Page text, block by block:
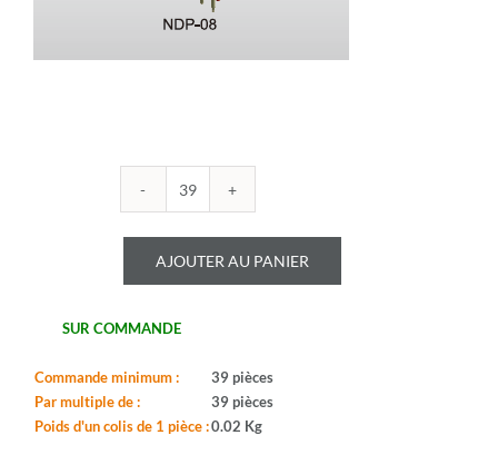
quantité
DIPTRONICS
-
DPL-
Série:
-
AJOUTER AU PANIER
SUR COMMANDE
Commande minimum :
39 pièces
Par multiple de :
39 pièces
Poids d'un colis de 1 pièce :0.02 Kg